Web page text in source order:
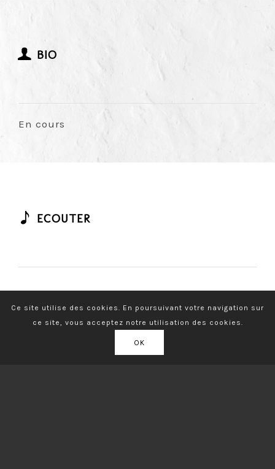
BIO
En cours
ECOUTER
Ce site utilise des cookies. En poursuivant votre navigation sur
ce site, vous acceptez notre utilisation des cookies.
OK